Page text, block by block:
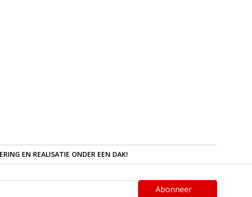
EN REALISATIE ONDER EEN DAK!
Abonneer